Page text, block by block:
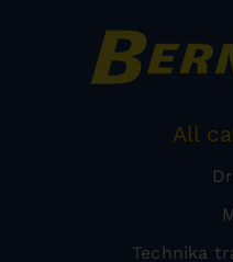
All
Technika